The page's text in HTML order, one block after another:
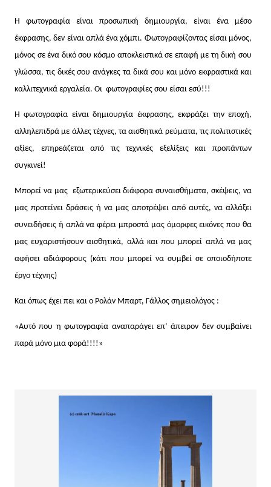
Η φωτογραφία είναι προσωπική δημιουργία, είναι ένα μέσο
έκφρασης, δεν είναι απλά ένα χόμπι. Φωτογραφίζοντας είσαι μόνος,
μόνος σε ένα δικό σου κόσμο αποκλειστικά σε επαφή με τη δική σου
γλώσσα, τις δικές σου ανάγκες τα δικά σου και μόνο εκφραστικά και
καλλιτεχνικά εργαλεία. Οι φωτογραφίες σου είσαι εσύ!!!
Η φωτογραφία είναι δημιουργία έκφρασης, εκφράζει την εποχή,
αλληλεπιδρά με άλλες τέχνες, τα αισθητικά ρεύματα, τις πολιτιστικές
αξίες, επηρεάζεται από τις τεχνικές εξελίξεις και προπάντων
συγκινεί!
Μπορεί να μας εξωτερικεύσει διάφορα συναισθήματα, σκέψεις, να
μας προτείνει δράσεις ή να μας αποτρέψει από αυτές, να αλλάξει
συνειδήσεις ή απλά να φέρει μπροστά μας όμορφες εικόνες που θα
μας ευχαριστήσουν αισθητικά, αλλά και που μπορεί απλά να μας
αφήσει αδιάφορους (κάτι που μπορεί να συμβεί σε οποιοδήποτε
έργο τέχνης)
Και όπως έχει πει και ο Ρολάν Μπαρτ, Γάλλος σημειολόγος :
«Αυτό που η φωτογραφία αναπαράγει επ’ άπειρον δεν συμβαίνει
παρά μόνο μια φορά!!!!»